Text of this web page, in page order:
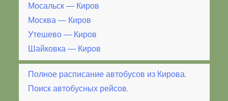
Мосальск — Киров
Москва — Киров
Утешево — Киров
Шайковка — Киров
Полное расписание автобусов из Кирова.
Поиск автобусных рейсов.